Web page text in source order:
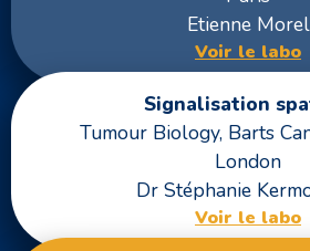
Etienne Morel
Voir le labo
Signalisation
Tumour Biology, Barts
London
Dr Stéphanie
Voir le labo